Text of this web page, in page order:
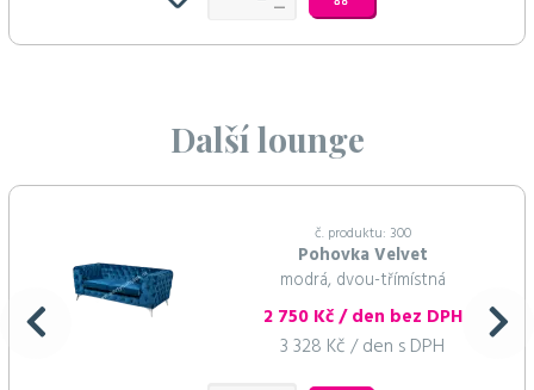
Další lounge
č. produktu: 300
Pohovka Velvet
modrá, dvou-třímístná
2 750 Kč / den bez DPH
3 328 Kč / den s DPH